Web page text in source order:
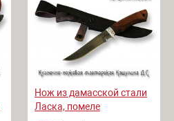
Нож из дамасской стали
Ласка, помеле